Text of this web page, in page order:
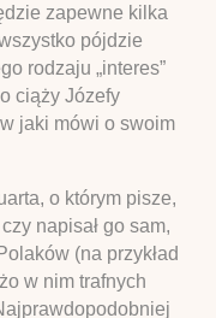
zapewne kilka
pójdzie
rodzaju „interes”
ciąży Józefy
jaki mówi o swoim
o którym pisze,
napisał go sam,
(na przykład
w nim trafnych